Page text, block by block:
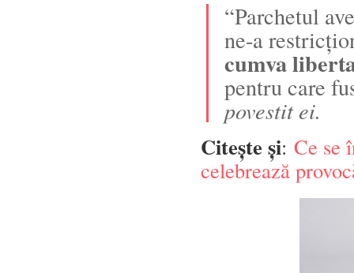
“Parchetul
ne-a
cumva
pentru care
povestit ei.
Citește și: Ce se
celebrează